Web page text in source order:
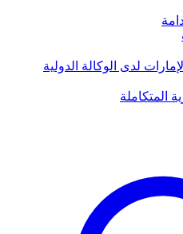
لدى الوكالة الدولية
المتكاملة